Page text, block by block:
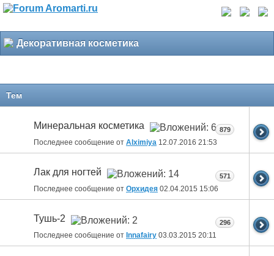
Декоративная косметика
Тем
Минеральная косметика
Последнее сообщение от Alximiya 12.07.2016 21:53
879
Лак для ногтей
Последнее сообщение от Орхидея 02.04.2015 15:06
571
Тушь-2
Последнее сообщение от Innafairy 03.03.2015 20:11
296